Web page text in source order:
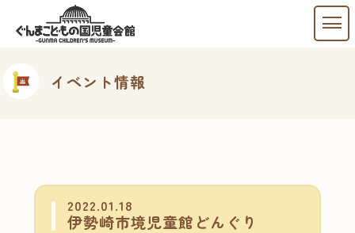
イベント情報
2022.01.18
伊勢崎市境児童館どんぐり